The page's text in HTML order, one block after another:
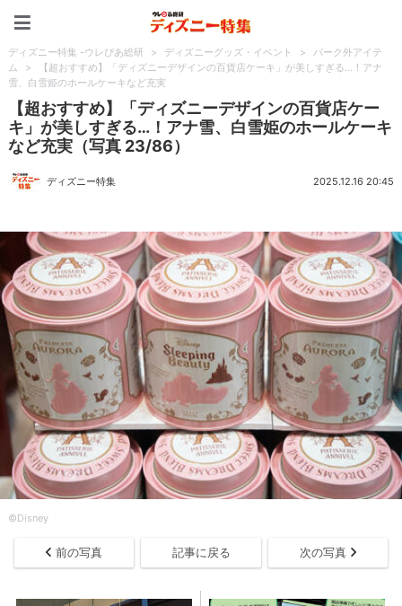
ディズニー特集 -ウレぴあ総研 > ディズニーグッズ・イベント >
パーク外アイテ
ム
>
【超おすすめ】「ディズニーデザインの百貨店ケーキ」が美しすぎる…！アナ
雪、白雪姫のホールケーキなど充実
【超おすすめ】「ディズニーデザインの百貨店ケー
キ」が美しすぎる…！アナ雪、白雪姫のホールケーキ
など充実（写真 23/86）
ディズニー特集 2025.12.16 20:45
©Disney
前の写真 記事に戻る 次の写真